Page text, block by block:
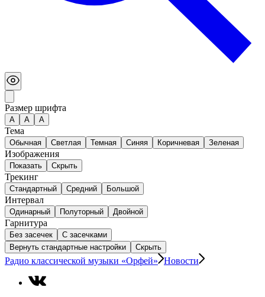
Размер шрифта
А A A
Тема
Обычная Светлая Темная Синяя Коричневая Зеленая
Изображения
Показать Скрыть
Трекинг
Стандартный Средний Большой
Интервал
Одинарный Полуторный Двойной
Гарнитура
Без засечек
С засечками
Вернуть стандартные настройки
Скрыть
Радио классической музыки «Орфей» Новости